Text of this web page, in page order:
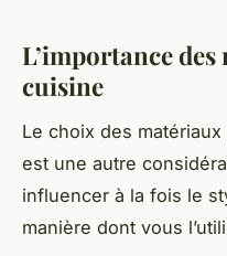
L’importance
cuisine
Le choix des
est une autre
influencer à la fois le
manière dont vous